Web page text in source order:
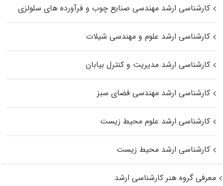
کارشناسی ارشد مهندسی صنایع چوب و فرآورده‌ های سلولزی
کارشناسی ارشد علوم و مهندسی شیلات
کارشناسی ارشد مدیریت و کنترل بیابان
کارشناسی ارشد مهندسی فضای سبز
کارشناسی ارشد علوم محیط‌ زیست
کارشناسی ارشد محیط زیست
معرفی گروه هنر کارشناسی ارشد